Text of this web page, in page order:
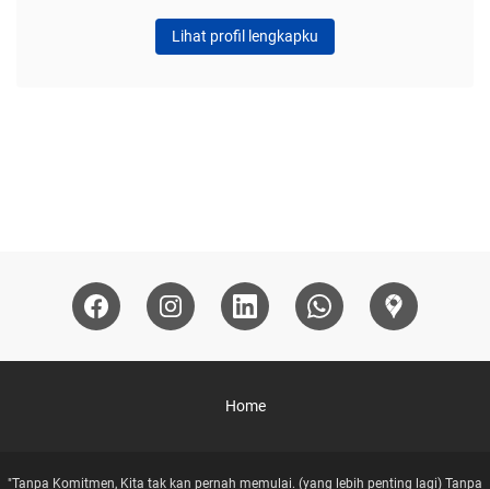
Lihat profil lengkapku
Home
"Tanpa Komitmen, Kita tak kan pernah memulai. (yang lebih penting lagi) Tanpa